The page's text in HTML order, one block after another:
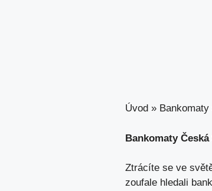
Úvod » Bankomaty
Bankomaty
Ztrácíte se ve
zoufale hledali‌